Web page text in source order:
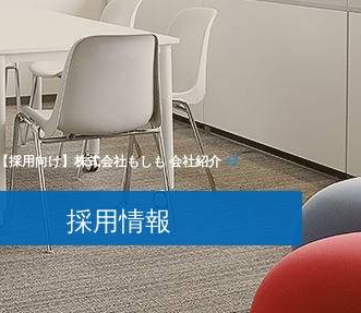
【採用向け】株式会社もしも 会社紹介
採用情報